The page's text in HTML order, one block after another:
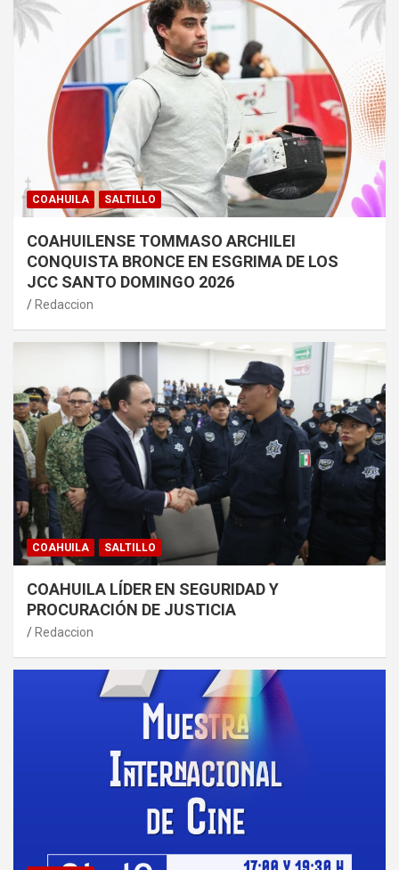
COAHUILA SALTILLO
COAHUILENSE TOMMASO ARCHILEI
CONQUISTA BRONCE EN ESGRIMA DE LOS
JCC SANTO DOMINGO 2026
Redaccion
COAHUILA SALTILLO
COAHUILA LÍDER EN SEGURIDAD Y
PROCURACIÓN DE JUSTICIA
Redaccion